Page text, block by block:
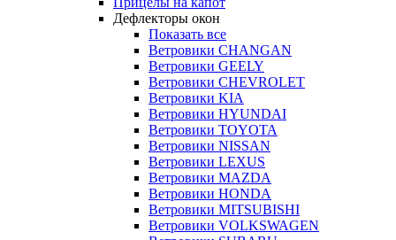
Дефлекторы окон
Показать все
Ветровики CHANGAN
Ветровики GEELY
Ветровики CHEVROLET
Ветровики KIA
Ветровики HYUNDAI
Ветровики TOYOTA
Ветровики NISSAN
Ветровики LEXUS
Ветровики MAZDA
Ветровики HONDA
Ветровики MITSUBISHI
Ветровики VOLKSWAGEN